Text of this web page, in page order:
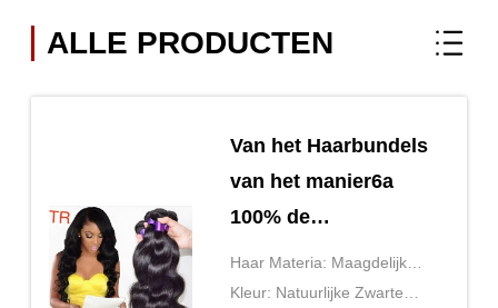
ALLE PRODUCTEN
Van het Haarbundels
van het manier6a
100% de
Peruviaanse
Maagdelijke Haar
Haar Materia: Maagdelijk
Peruviaans Haar met
Kleur: Natuurlijke Zwarte